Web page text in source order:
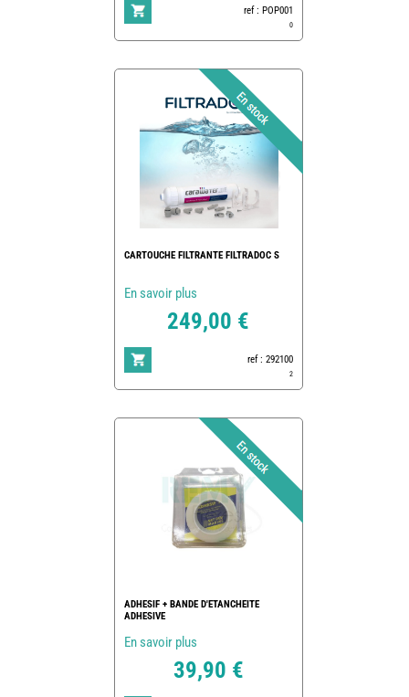
ref : POP001
0
CARTOUCHE FILTRANTE FILTRADOC S
En savoir plus
249,00 €
ref : 292100
2
ADHESIF + BANDE D'ETANCHEITE
ADHESIVE
En savoir plus
39,90 €